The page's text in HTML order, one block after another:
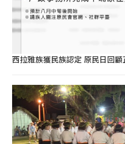
西拉雅族獲民族認定 原民日回顧